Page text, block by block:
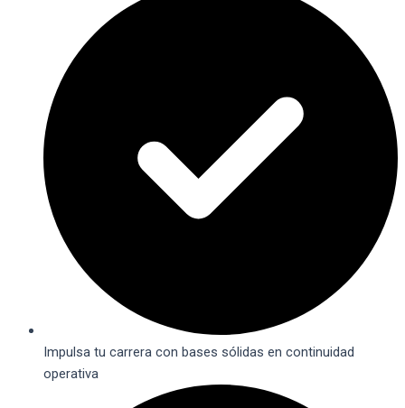
Impulsa tu carrera con bases sólidas en continuidad
operativa